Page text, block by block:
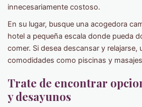
innecesariamente costoso.
En su lugar, busque una acogedora
hotel a pequeña escala donde pueda
comer. Si desea descansar y relajarse,
comodidades como piscinas y
Trate de encontrar
y desayunos